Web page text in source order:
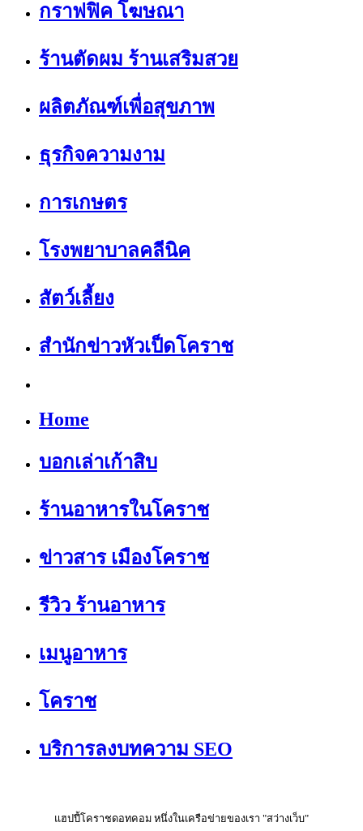
กราฟฟิค โฆษณา
ร้านตัดผม ร้านเสริมสวย
ผลิตภัณฑ์เพื่อสุขภาพ
ธุรกิจความงาม
การเกษตร
โรงพยาบาลคลีนิค
สัตว์เลี้ยง
สำนักข่าวหัวเป็ดโคราช
Home
บอกเล่าเก้าสิบ
ร้านอาหารในโคราช
ข่าวสาร เมืองโคราช
รีวิว ร้านอาหาร
เมนูอาหาร
โคราช
บริการลงบทความ SEO
แฮปปี้โคราชดอทคอม หนึ่งในเครือข่ายของเรา "สว่างเว็บ"